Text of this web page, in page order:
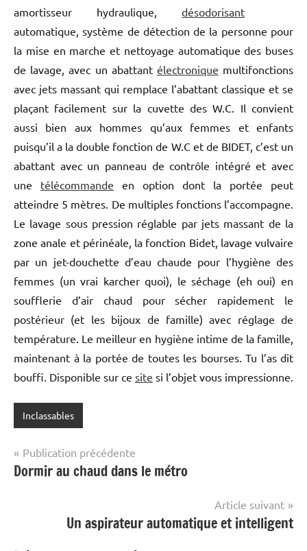
amortisseur hydraulique, désodorisant
automatique, système de détection de la personne pour
la mise en marche et nettoyage automatique des buses
de lavage, avec un abattant électronique multifonctions
avec jets massant qui remplace l’abattant classique et se
plaçant facilement sur la cuvette des W.C. Il convient
aussi bien aux hommes qu’aux femmes et enfants
puisqu’il a la double fonction de W.C et de BIDET, c’est un
abattant avec un panneau de contrôle intégré et avec
une télécommande en option dont la portée peut
atteindre 5 mètres. De multiples fonctions l’accompagne.
Le lavage sous pression réglable par jets massant de la
zone anale et périnéale, la fonction Bidet, lavage vulvaire
par un jet-douchette d’eau chaude pour l’hygiène des
femmes (un vrai karcher quoi), le séchage (eh oui) en
soufflerie d’air chaud pour sécher rapidement le
postérieur (et les bijoux de famille) avec réglage de
température. Le meilleur en hygiène intime de la famille,
maintenant à la portée de toutes les bourses. Tu l’as dit
bouffi. Disponible sur ce site si l’objet vous impressionne.
Inclassables
Navigation
de
Publication précédente
Dormir au chaud dans le métro
Article suivant
Un aspirateur automatique et intelligent